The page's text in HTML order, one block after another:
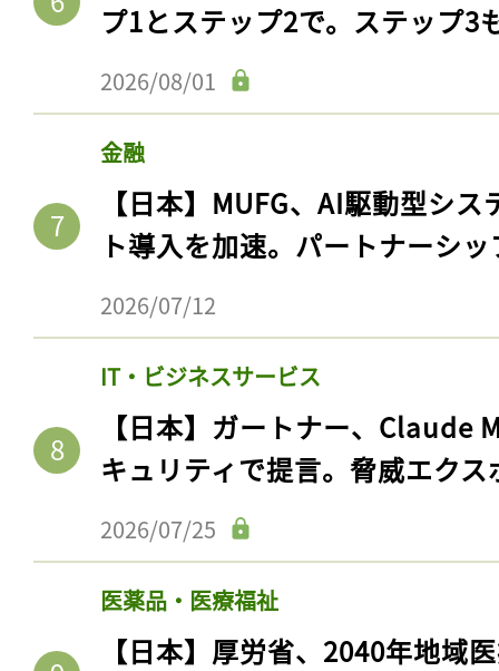
プ1とステップ2で。ステップ3
2026/08/01
金融
【日本】MUFG、AI駆動型シ
ト導入を加速。パートナーシ
2026/07/12
IT・ビジネスサービス
【日本】ガートナー、Claude
キュリティで提言。脅威エク
2026/07/25
医薬品・医療福祉
【日本】厚労省、2040年地域